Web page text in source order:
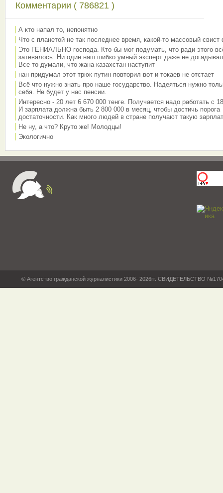
Комментарии ( 786821 )
А кто напал то, непонятно
Что с планетой не так последнее время, какой-то массовый свист
Это ГЕНИАЛЬНО господа. Кто бы мог подумать, что ради этого
затевалось. Ни один наш шибко умный эксперт даже не
Все то думали, что жана казахстан наступит
нан придумал этот трюк путин повторил вот и токаев не отстает
Всё что нужно знать про наше государство. Надеяться нужно
себя. Не будет у нас пенсии.
Интересно - 20 лет 6 670 000 тенге. Получается надо работать с
И зарплата должна быть 2 800 000 в месяц, чтобы достичь порога
достаточности. Как много людей в стране получают такую
Не ну, а что? Круто же! Молодцы!
Экологично
© Агентство гражданской журналистики 2006- 2026гг. СВИДЕТЕЛЬСТВО